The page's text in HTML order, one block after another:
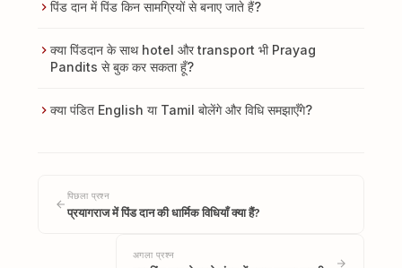
पिंड दान में पिंड किन सामग्रियों से बनाए जाते हैं?
क्या पिंडदान के साथ hotel और transport भी Prayag
Pandits से बुक कर सकता हूँ?
क्या पंडित English या Tamil बोलेंगे और विधि समझाएँगे?
पिछला प्रश्न
प्रयागराज में पिंड दान की धार्मिक विधियाँ क्या हैं?
अगला प्रश्न